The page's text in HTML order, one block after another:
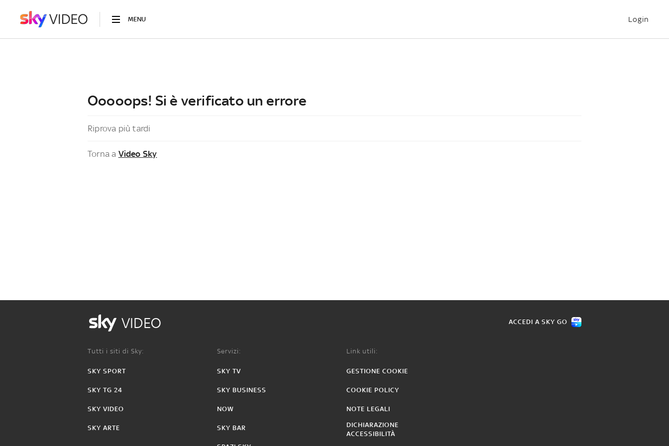
MENU Login
Ooooops! Si è verificato un errore
Riprova più tardi
Torna a Video Sky
VIDEO ACCEDI A SKY GO
Tutti i siti di Sky:
SKY SPORT
SKY TG 24
SKY VIDEO
SKY ARTE
Servizi:
SKY TV
SKY BUSINESS
NOW
SKY BAR
Link utili:
GESTIONE COOKIE
COOKIE POLICY
NOTE LEGALI
DICHIARAZIONE
ACCESSIBILITÀ